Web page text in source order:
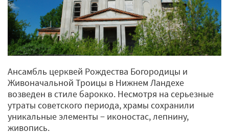
Ансамбль церквей Рождества Богородицы и
Живоначальной Троицы в Нижнем Ландехе
возведен в стиле барокко. Несмотря на серьезные
утраты советского периода, храмы сохранили
уникальные элементы − иконостас, лепнину,
живопись.